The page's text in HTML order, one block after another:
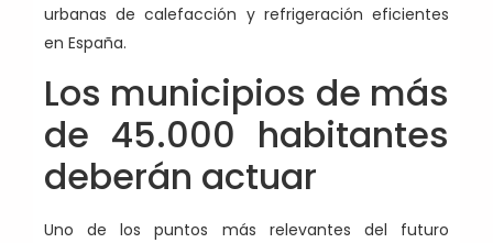
urbanas de calefacción y refrigeración eficientes
en España.
Los municipios de más
de 45.000 habitantes
deberán actuar
Uno de los puntos más relevantes del futuro